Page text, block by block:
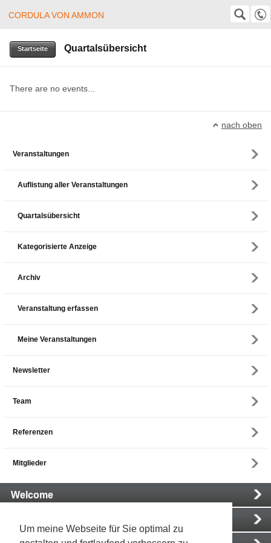
Um meine Webseite für Sie optimal zu
CORDULA VON AMMON
SUCHE Suche
+49 (0)8382 24403
Startseite Quartalsübersicht
There are no events...
nach oben
Veranstaltungen
Auflistung aller Veranstaltungen
Quartalsübersicht
Kategorisierte Anzeige
Archiv
Veranstaltung erfassen
Meine Veranstaltungen
Newsletter
Team
Referenzen
Mitglieder
Navigation
Welcome